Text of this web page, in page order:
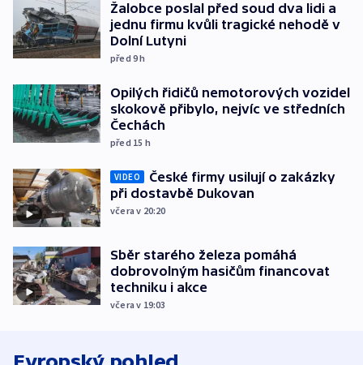
Žalobce poslal před soud dva lidi a
jednu firmu kvůli tragické nehodě v
Dolní Lutyni
před 9h
Opilých řidičů nemotorových vozidel
skokově přibylo, nejvíc ve středních
Čechách
před 15 h
VIDEO
České firmy usilují o zakázky
při dostavbě Dukovan
včera v 20:20
Sběr starého železa pomáhá
dobrovolným hasičům financovat
techniku i akce
včera v 19:03